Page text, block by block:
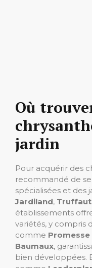
Où
jardin
Pour acquérir des
recommandé de
spécialisées et des
Jardiland, Truffaut
établissements
variétés, y compris
comme Promesse
Baumaux,
bien développées.